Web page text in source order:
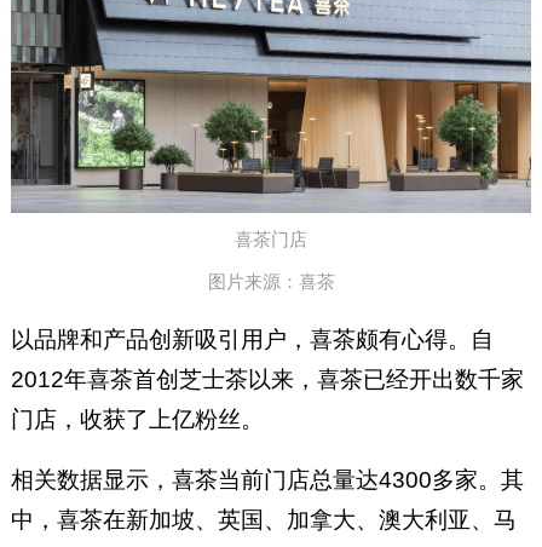
喜茶门店
图片来源：喜茶
以品牌和产品创新吸引用户，喜茶颇有心得。自
2012年喜茶首创芝士茶以来，喜茶已经开出数千家
门店，收获了上亿粉丝。
相关数据显示，喜茶当前门店总量达4300多家。其
中，喜茶在新加坡、英国、加拿大、澳大利亚、马